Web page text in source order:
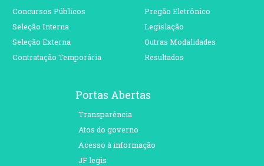
Concursos Públicos
Seleção Interna
Seleção Externa
Contratação Temporária
Pregão Eletrônico
Legislação
Outras Modalidades
Resultados
Portas Abertas
Transparência
Atos do governo
Acesso à informação
JF legis